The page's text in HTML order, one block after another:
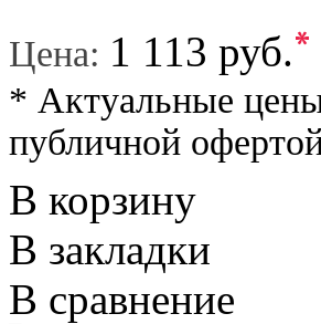
Цена: 1 113 руб.*
* Актуальные
публичной
В корзину
В закладки
В сравнение